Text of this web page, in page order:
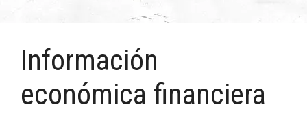
Información
económica financiera